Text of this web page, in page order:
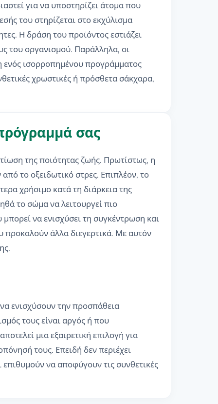
για να υποστηρίζει άτομα που
του στηρίζεται στο εκχύλισμα
Η δράση του προϊόντος εστιάζει
του οργανισμού. Παράλληλα, οι
ενός ισορροπημένου προγράμματος
χρωστικές ή πρόσθετα σάκχαρα,
σας
της ποιότητας ζωής. Πρωτίστως, η
το οξειδωτικό στρες. Επιπλέον, το
χρήσιμο κατά τη διάρκεια της
το σώμα να λειτουργεί πιο
να ενισχύσει τη συγκέντρωση και
προκαλούν άλλα διεγερτικά. Με αυτόν
ενισχύσουν την προσπάθεια
τους είναι αργός ή που
μια εξαιρετική επιλογή για
τους. Επειδή δεν περιέχει
να αποφύγουν τις συνθετικές